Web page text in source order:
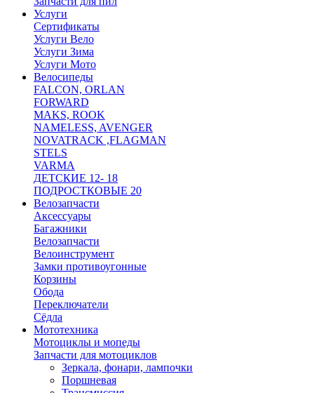
Услуги
Сертификаты
Услуги Вело
Услуги Зима
Услуги Мото
Велосипеды
FALCON, ORLAN
FORWARD
MAKS, ROOK
NAMELESS, AVENGER
NOVATRACK ,FLAGMAN
STELS
VARMA
ДЕТСКИЕ 12- 18
ПОДРОСТКОВЫЕ 20
Велозапчасти
Аксессуары
Багажники
Велозапчасти
Велоинструмент
Замки противоугонные
Корзины
Обода
Переключатели
Сёдла
Мототехника
Мотоциклы и мопеды
Запчасти для мотоциклов
Зеркала, фонари, лампочки
Поршневая